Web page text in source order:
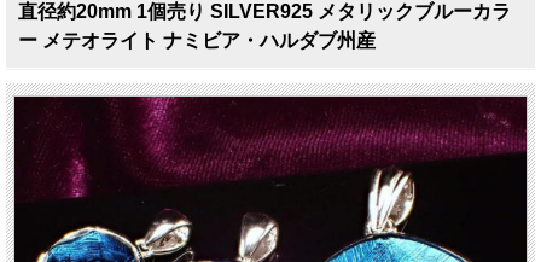
直径約20mm 1個売り SILVER925 メタリックブルーカラ
ー メテオライト ナミビア・ハルダブ州産